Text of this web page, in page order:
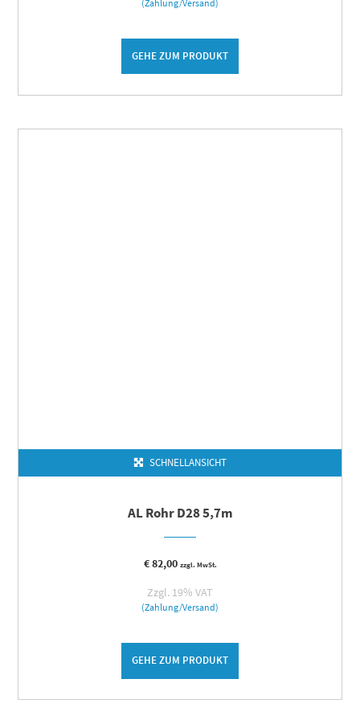
(Zahlung/Versand)
GEHE ZUM PRODUKT
SCHNELLANSICHT
AL Rohr D28 5,7m
€82,00 zzgl. MwSt.
Zzgl. 19% VAT
(Zahlung/Versand)
GEHE ZUM PRODUKT